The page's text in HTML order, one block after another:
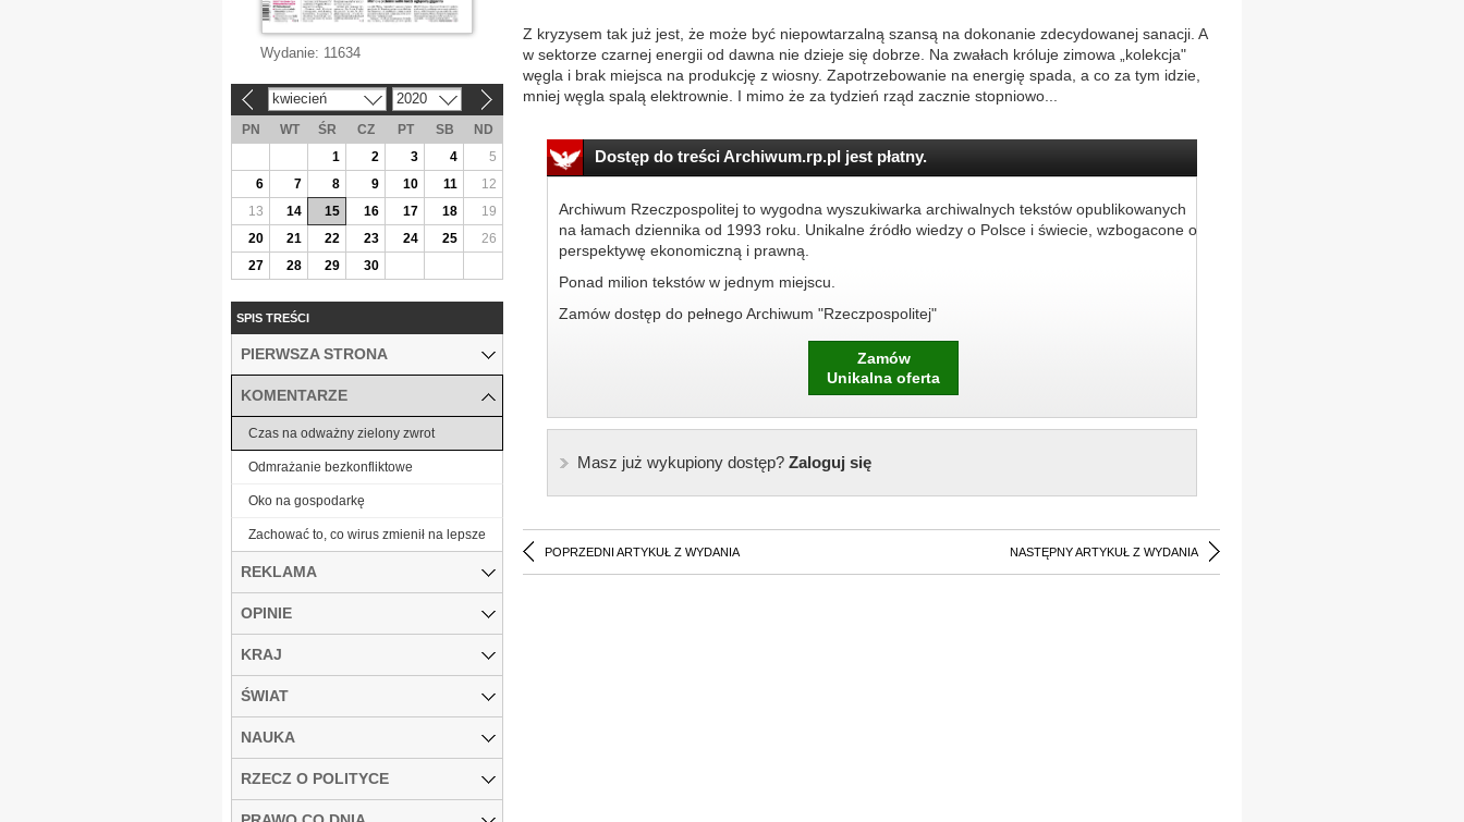
Z kryzysem tak już jest, że może być niepowtarzalną szansą na dokonanie zdecydowanej sanacji. A
w sektorze czarnej energii od dawna nie dzieje się dobrze. Na zwałach króluje zimowa „kolekcja"
węgla i brak miejsca na produkcję z wiosny. Zapotrzebowanie na energię spada, a co za tym idzie,
mniej węgla spalą elektrownie. I mimo że za tydzień rząd zacznie stopniowo...
Dostęp do treści Archiwum.rp.pl jest płatny.
Archiwum Rzeczpospolitej to wygodna wyszukiwarka archiwalnych tekstów opublikowanych
na łamach dziennika od 1993 roku. Unikalne źródło wiedzy o Polsce i świecie, wzbogacone o
perspektywę ekonomiczną i prawną.
Ponad milion tekstów w jednym miejscu.
Zamów dostęp do pełnego Archiwum "Rzeczpospolitej"
Zamów
Unikalna oferta
Masz już wykupiony dostęp?Zaloguj się
POPRZEDNI ARTYKUŁ Z WYDANIA NASTĘPNY ARTYKUŁ Z WYDANIA
Wydanie: 11634
kwiecień 2020
PN WT ŚR CZ PT SB
ND
1
2 3 4
5
6
7 8 9 10 11
12
13
14 15 16 17 18
19
20
21 22 23 24 25
26
27
28 29 30
SPIS TREŚCI
PIERWSZA STRONA
KOMENTARZE
Czas na odważny zielony zwrot
Odmrażanie bezkonfliktowe
Oko na gospodarkę
Zachować to, co wirus zmienił na lepsze
REKLAMA
OPINIE
KRAJ
ŚWIAT
NAUKA
RZECZ O POLITYCE